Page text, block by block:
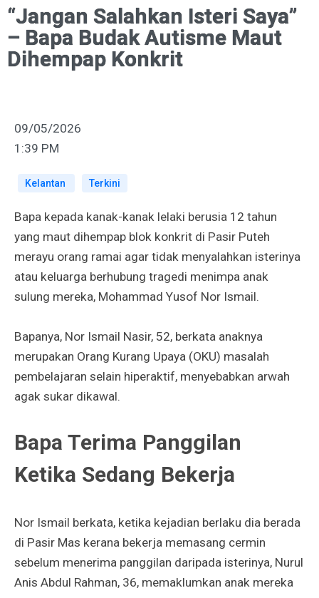
“Jangan Salahkan Isteri Saya”
– Bapa Budak Autisme Maut
Dihempap Konkrit
09/05/2026
1:39 PM
Kelantan Terkini
Bapa kepada kanak-kanak lelaki berusia 12 tahun
yang maut dihempap blok konkrit di Pasir Puteh
merayu orang ramai agar tidak menyalahkan isterinya
atau keluarga berhubung tragedi menimpa anak
sulung mereka, Mohammad Yusof Nor Ismail.
Bapanya, Nor Ismail Nasir, 52, berkata anaknya
merupakan Orang Kurang Upaya (OKU) masalah
pembelajaran selain hiperaktif, menyebabkan arwah
agak sukar dikawal.
Bapa Terima Panggilan
Ketika Sedang Bekerja
Nor Ismail berkata, ketika kejadian berlaku dia berada
di Pasir Mas kerana bekerja memasang cermin
sebelum menerima panggilan daripada isterinya, Nurul
Anis Abdul Rahman, 36, memaklumkan anak mereka